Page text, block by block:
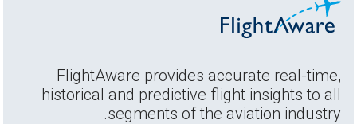
FlightAware provides accurate real-time,
historical and predictive flight insights to all
segments of the aviation industry.